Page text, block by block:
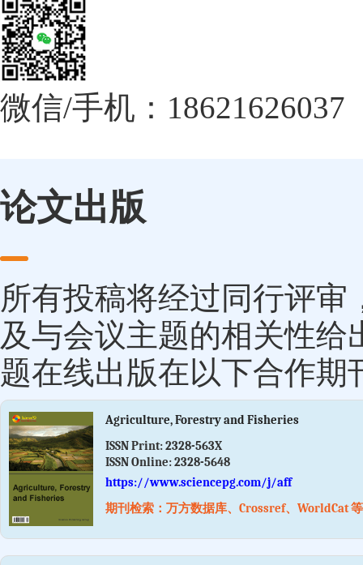
微信/手机：18621626037
论文出版
所有投稿将经过同行评
及与会议主题的相关性
题在线出版在以下合作期
Agriculture, Forestry and Fisheries
ISSN Print:2328-563X
ISSN Online:2328-5648
https://www.sciencepg.com/j/aff
期刊检索：万方数据库、Crossref、WorldCat 等